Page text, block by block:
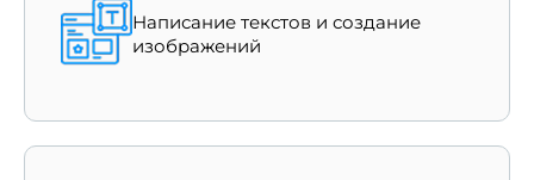
Написание текстов и создание
изображений